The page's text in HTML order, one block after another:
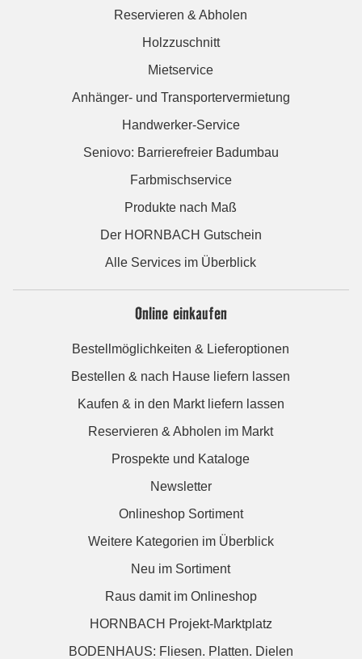
Reservieren & Abholen
Holzzuschnitt
Mietservice
Anhänger- und Transportervermietung
Handwerker-Service
Seniovo: Barrierefreier Badumbau
Farbmischservice
Produkte nach Maß
Der HORNBACH Gutschein
Alle Services im Überblick
Online einkaufen
Bestellmöglichkeiten & Lieferoptionen
Bestellen & nach Hause liefern lassen
Kaufen & in den Markt liefern lassen
Reservieren & Abholen im Markt
Prospekte und Kataloge
Newsletter
Onlineshop Sortiment
Weitere Kategorien im Überblick
Neu im Sortiment
Raus damit im Onlineshop
HORNBACH Projekt-Marktplatz
BODENHAUS: Fliesen. Platten. Dielen